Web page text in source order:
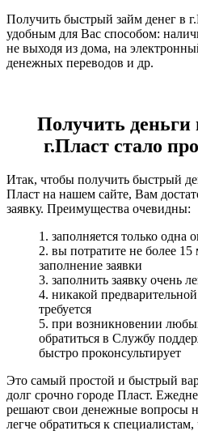
Получить быстрый займ денег в
удобным для Вас способом:
не выходя из дома, на
денежных переводов и др.
Получить деньги
г.Пласт стало
Итак, чтобы получить быстрый
Пласт на нашем сайте, Вам
заявку. Преимущества очевидны:
1. заполняется только одна
2. вы потратите не более
заполнение заявки
3. заполнить заявку очень
4. никакой
требуется
5. при возникновении
обратиться в Службу
быстро проконсультирует
Это самый простой и быстрый
долг срочно городе Пласт.
решают свои денежные вопросы
легче обратиться к